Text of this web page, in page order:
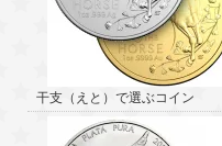
干支（えと）で選ぶコイン